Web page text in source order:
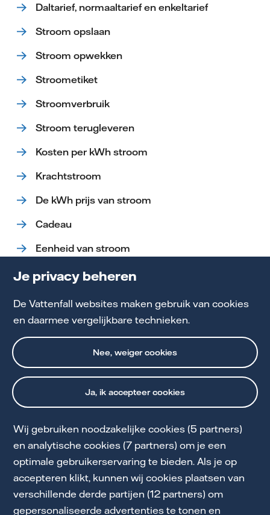
Je privacy beheren
De Vattenfall websites maken gebruik van cookies
en daarmee vergelijkbare technieken.
Ja, ik accepteer cookies
Nee, weiger cookies
Wij gebruiken noodzakelijke cookies (5 partners)
en analytische cookies (7 partners) om je een
optimale gebruikerservaring te bieden. Als je op
accepteren klikt, kunnen wij cookies plaatsen van
verschillende derde partijen (12 partners) om
gepersonaliseerde advertenties te tonen en
Daltarief, normaaltarief en enkeltarief
Stroom opslaan
Stroom opwekken
Stroometiket
Stroomverbruik
Stroom terugleveren
Kosten per kWh stroom
Krachtstroom
De kWh prijs van stroom
Cadeau
Eenheid van stroom
Dynamisch energiecontract
Cookie Statement
Privacy en Voorwaarden
Toegankelijkheid